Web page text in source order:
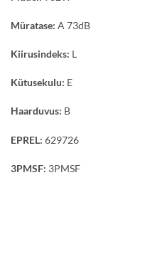
Müratase: A 73dB
Kiirusindeks: L
Kütusekulu: E
Haarduvus: B
EPREL: 629726
3PMSF: 3PMSF